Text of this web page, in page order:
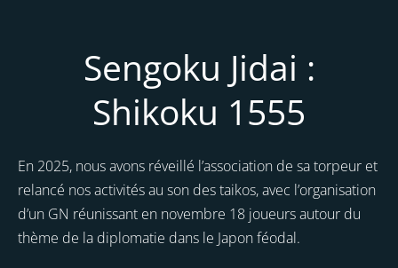
Sengoku Jidai :
Shikoku 1555
En 2025, nous avons réveillé l’association de sa torpeur et
relancé nos activités au son des taikos, avec l’organisation
d’un GN réunissant en novembre 18 joueurs autour du
thème de la diplomatie dans le Japon féodal.